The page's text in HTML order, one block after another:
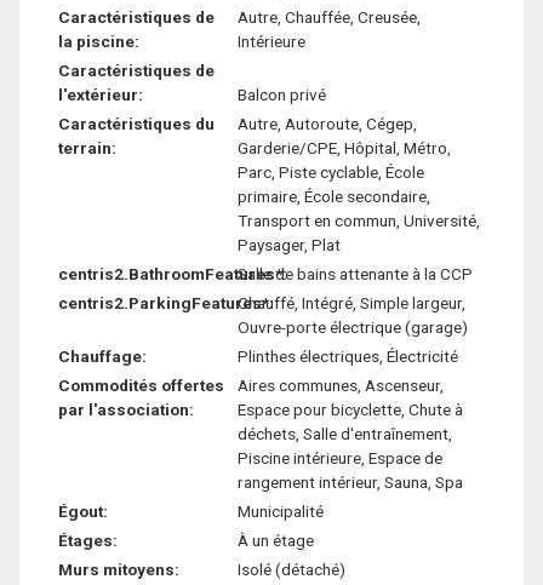
Caractéristiques de
la piscine:
Autre, Chauffée, Creusée,
Intérieure
Caractéristiques de
l'extérieur:
Balcon privé
Caractéristiques du
terrain:
Autre, Autoroute, Cégep,
Garderie/CPE, Hôpital, Métro,
Parc, Piste cyclable, École
primaire, École secondaire,
Transport en commun, Université,
Paysager, Plat
centris2.BathroomFeatures*:Salle de bains attenante à la CCP
centris2.ParkingFeatures*:Chauffé, Intégré, Simple largeur,
Ouvre-porte électrique (garage)
Chauffage:
Plinthes électriques, Électricité
Commodités offertes
par l'association:
Aires communes, Ascenseur,
Espace pour bicyclette, Chute à
déchets, Salle d'entraînement,
Piscine intérieure, Espace de
rangement intérieur, Sauna, Spa
Égout:
Municipalité
Étages:
À un étage
Murs mitoyens:
Isolé (détaché)